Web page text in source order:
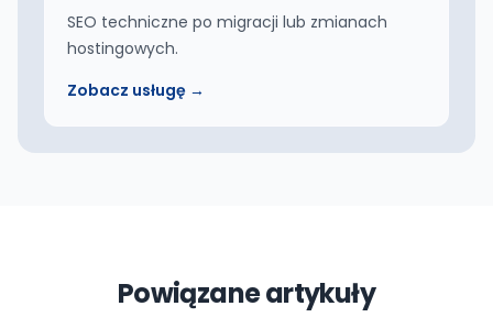
SEO techniczne po migracji lub zmianach
hostingowych.
Zobacz usługę →
Powiązane artykuły